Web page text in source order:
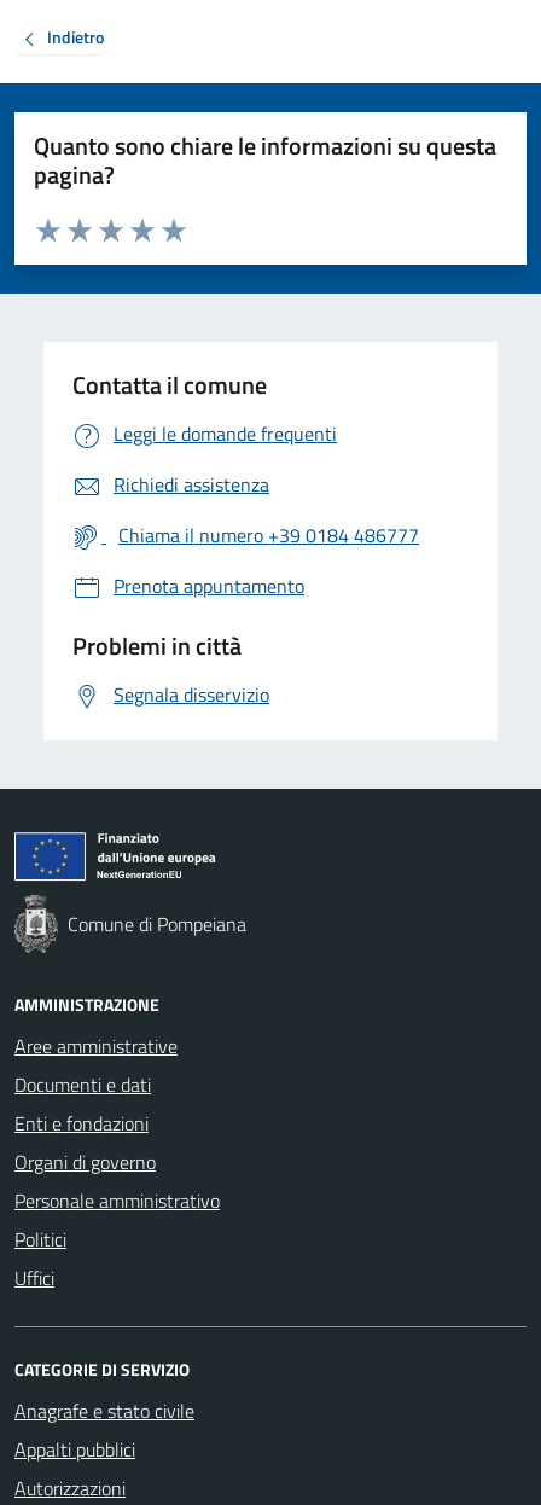
Indietro
Quanto sono chiare le informazioni su questa
pagina?
Valuta da 1 a 5 stelle la pagina
Valuta 5 stelle su 5
Valuta 4 stelle su 5
Valuta 3 stelle su 5
Valuta 2 stelle su 5
Valuta 1 stelle su 5
Contatta il comune
Leggi le domande frequenti
Richiedi assistenza
Chiama il numero +39 0184 486777
Prenota appuntamento
Problemi in città
Segnala disservizio
Comune di Pompeiana
AMMINISTRAZIONE
Aree amministrative
Documenti e dati
Enti e fondazioni
Organi di governo
Personale amministrativo
Politici
Uffici
CATEGORIE DI SERVIZIO
Anagrafe e stato civile
Appalti pubblici
Autorizzazioni